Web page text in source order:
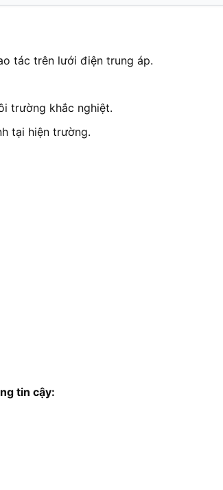
tác trên lưới điện trung áp.
trường khắc nghiệt.
tại hiện trường.
tin cậy: